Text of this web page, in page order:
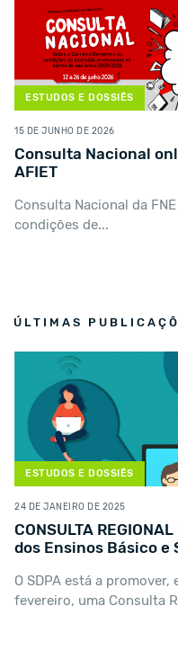
ESTUDOS E DOSSIÊS
15 DE JUNHO DE 2026
Consulta Nacional
AFIET
Consulta Nacional da
condições de...
ÚLTIMAS
ESTUDOS E DOSSIÊS
24 DE JANEIRO DE 2025
CONSULTA
dos Ensinos Básico e
O SDPA está a
fevereiro, uma Consulta